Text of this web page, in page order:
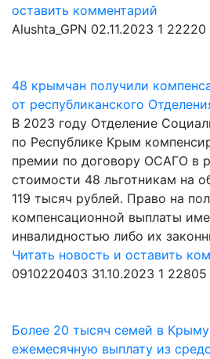
оставить комментарий
Alushta_GPN 02.11.2023 1 22220
48 крымчан получили
от республиканского
В 2023 году Отделение
по Республике Крым
премии по договору ОСАГО в
стоимости 48 льготникам на
119 тысяч рублей. Право на
компенсационной выплаты
инвалидностью либо их
Читать новость и оставить
0910220403 31.10.2023 1 22805
Более 20 тысяч семей в
ежемесячную выплату из